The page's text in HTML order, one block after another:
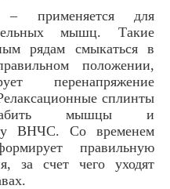
– применяется для
мышц. Такие
рядам смыкаться в
положении,
перенапряжение
сплинты
мышцы и
ВНЧС. Со временем
правильную
за счет чего уходят